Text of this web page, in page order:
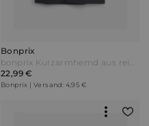
Bonprix
bonprix Kurzarmhemd aus reiner Bio-Baumwolle Schwarz
22,99 €
Bonprix | Versand: 4,95 €